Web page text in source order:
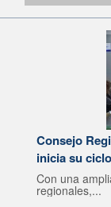
Consejo
inicia su
Con una
regionales,...